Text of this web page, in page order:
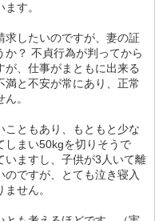
す。
求したいのですが、妻の証
か？ 不貞行為が判ってから
が、仕事がまともに出来る
満と不安が常にあり、正常
。
こともあり、もともと少な
しまい50kgを切りそうで
いますし、子供が3人いて離
ですが、とても泣き寝入
せん。